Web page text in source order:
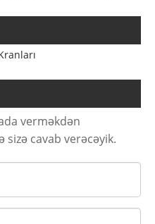
verməkdən
sizə cavab verəcəyik.